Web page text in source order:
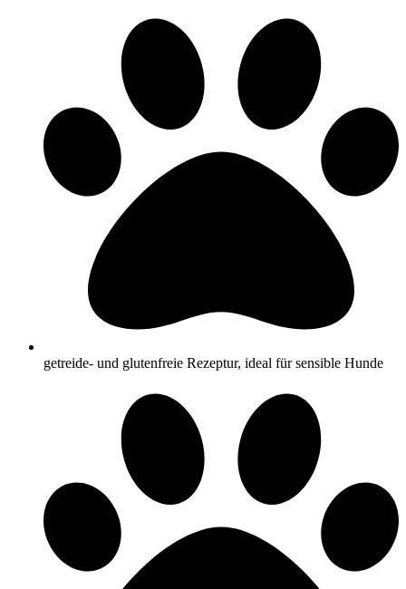
getreide- und glutenfreie Rezeptur, ideal für sensible Hunde